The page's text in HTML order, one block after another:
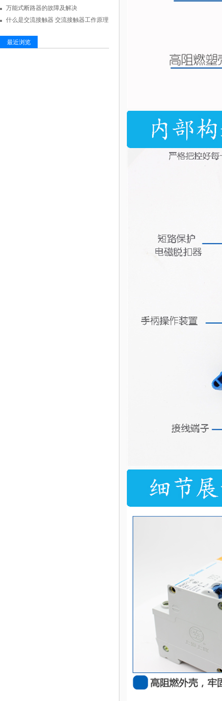
万能式断路器的故障及解决
什么是交流接触器 交流接触器工作原理
最近浏览